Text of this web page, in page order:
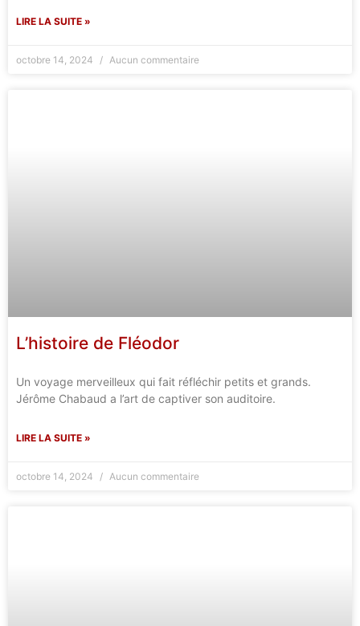
LIRE LA SUITE »
octobre 14, 2024 Aucun commentaire
L’histoire de Fléodor
Un voyage merveilleux qui fait réfléchir petits et grands.
Jérôme Chabaud a l’art de captiver son auditoire.
LIRE LA SUITE »
octobre 14, 2024 Aucun commentaire